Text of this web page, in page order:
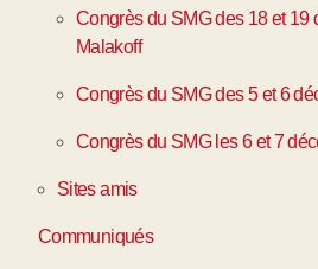
Congrès du SMG des 18 et 19
Malakoff
Congrès du SMG des 5 et 6
Congrès du SMG les 6 et 7
Sites amis
Communiqués